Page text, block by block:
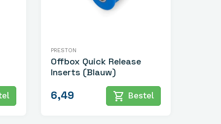
PRESTON
Offbox Quick Release
Inserts (Blauw)
6,49 shopping_cart Bestel